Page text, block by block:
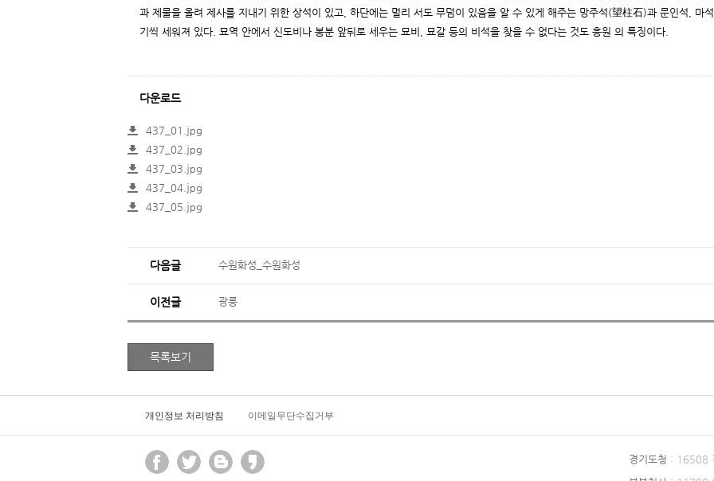
과 제물을 올려 제사를 지내기 위한 상석이 있고, 하단에는 멀리 서도 무덤이 있음을 알 수 있게 해주는 망주석(望柱石)과 문인석, 마
기씩 세워져 있다. 묘역 안에서 신도비나 봉분 앞뒤로 세우는 묘비, 묘갈 등의 비석을 찾을 수 없다는 것도 흥원 의 특징이다.
다운로드
437_01.jpg
437_02.jpg
437_03.jpg
437_04.jpg
437_05.jpg
다음글 수원화성_수원화성
이전글 광릉
개인정보 처리방침 이메일무단수집거부
경기도청 : 16508